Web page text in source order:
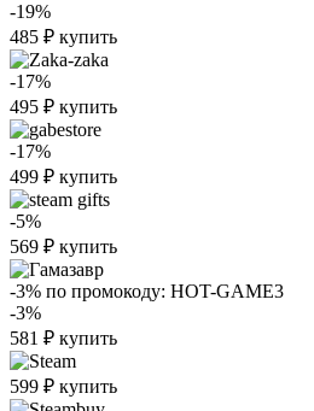
-19%
485 ₽ купить
-17%
495 ₽ купить
-17%
499 ₽ купить
-5%
569 ₽ купить
-3% по промокоду: HOT-GAME3
-3%
581 ₽ купить
599 ₽ купить